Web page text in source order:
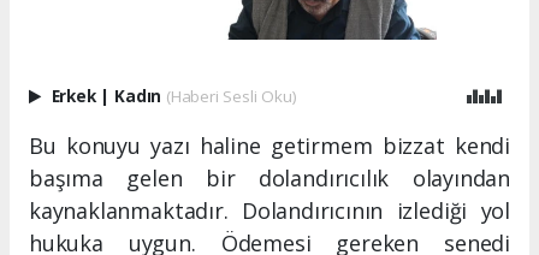
Erkek | Kadın (Haberi Sesli Oku)
Bu konuyu yazı haline getirmem bizzat kendi
başıma gelen bir dolandırıcılık olayından
kaynaklanmaktadır. Dolandırıcının izlediği yol
hukuka uygun. Ödemesi gereken senedi